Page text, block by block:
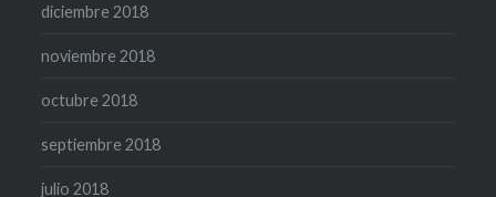
diciembre 2018
noviembre 2018
octubre 2018
septiembre 2018
julio 2018